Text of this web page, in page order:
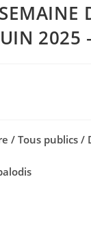
2025
/ Tous publics /